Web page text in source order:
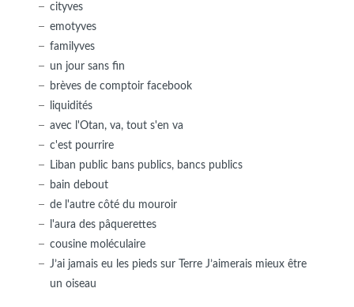
cityves
emotyves
familyves
un jour sans fin
brèves de comptoir facebook
liquidités
avec l'Otan, va, tout s'en va
c'est pourrire
Liban public bans publics, bancs publics
bain debout
de l'autre côté du mouroir
l'aura des pâquerettes
cousine moléculaire
J’ai jamais eu les pieds sur Terre J’aimerais mieux être
un oiseau